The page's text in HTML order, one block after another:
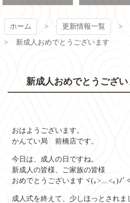
ホーム 更新情報一覧
新成人おめでとうございます
新成人おめでとうござい
おはようございます。
かんてい局 前橋店です。
今日は、成人の日ですね。
新成人の皆様、ご家族の皆様
おめでとうございますヾ(｡>﹏<｡)ﾉﾞ
成人式を終えて、少しほっとされま